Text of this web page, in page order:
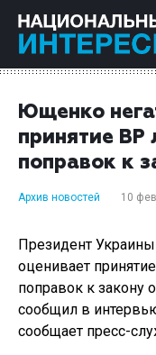
Ющенко
принятие ВР
поправок к
Архив новостей 10
Президент
оценивает
поправок к закону
сообщил в
сообщает пресс-